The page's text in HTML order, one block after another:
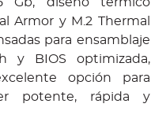
Armor y M.2 Thermal
para ensamblaje
y BIOS optimizada,
opción para
potente, rápida y